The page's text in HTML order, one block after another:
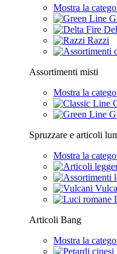
Mostra la
Razzi
Assortimenti misti
Mostra la
Spruzzare e articoli
Mostra la
Articoli Bang
Mostra la